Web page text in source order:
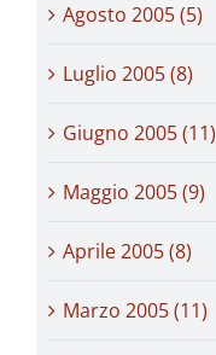
Agosto 2005 (5)
Luglio 2005 (8)
Giugno 2005 (11)
Maggio 2005 (9)
Aprile 2005 (8)
Marzo 2005 (11)